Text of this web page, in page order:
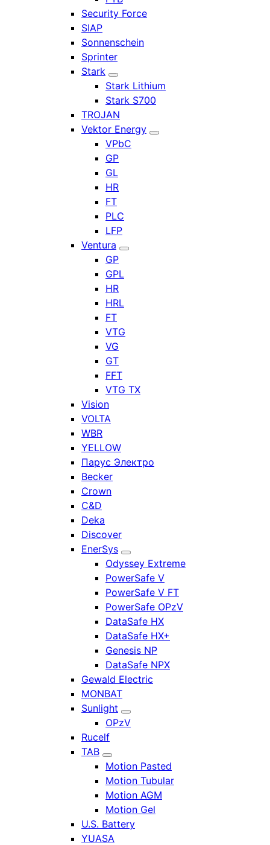
Security Force
SIAP
Sonnenschein
Sprinter
Stark
Stark Lithium
Stark S700
TROJAN
Vektor Energy
VPbC
GP
GL
HR
FT
PLC
LFP
Ventura
GP
GPL
HR
HRL
FT
VTG
VG
GT
FFT
VTG TX
Vision
VOLTA
WBR
YELLOW
Парус Электро
Becker
Crown
C&D
Deka
Discover
EnerSys
Odyssey Extreme
PowerSafe V
PowerSafe V FT
PowerSafe OPzV
DataSafe HX
DataSafe HX+
Genesis NP
DataSafe NPX
Gewald Electric
MONBAT
Sunlight
OPzV
Rucelf
TAB
Motion Pasted
Motion Tubular
Motion AGM
Motion Gel
U.S. Battery
YUASA